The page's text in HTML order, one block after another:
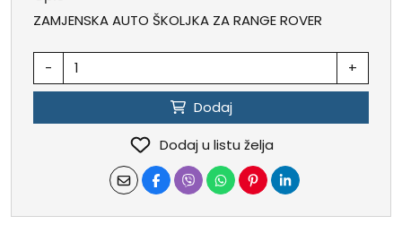
ZAMJENSKA AUTO ŠKOLJKA ZA RANGE ROVER
- +
Dodaj
Dodaj u listu želja